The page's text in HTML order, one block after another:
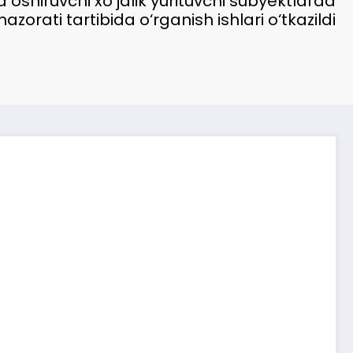
tartibida o‘rganish ishlari o‘tkazildi